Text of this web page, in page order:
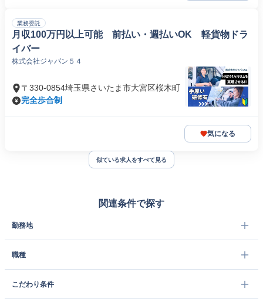
業務委託
月収100万円以上可能 前払い・週払いOK 軽貨物ドラ
イバー
株式会社ジャパン５４
〒330-0854埼玉県さいたま市大宮区桜木町
完全歩合制
気になる
似ている求人をすべて見る
関連条件で探す
勤務地
職種
こだわり条件